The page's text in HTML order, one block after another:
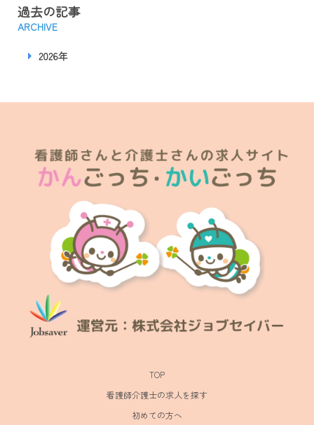
過去の記事
ARCHIVE
2026年
TOP
看護師介護士の求人を探す
初めての方へ